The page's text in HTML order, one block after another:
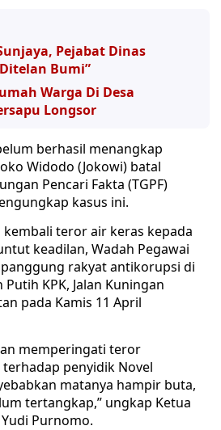
Pejabat Dinas
Bumi”
Warga Di Desa
Longsor
berhasil menangkap
Widodo (Jokowi) batal
Pencari Fakta (TGPF)
kasus ini.
teror air keras kepada
keadilan, Wadah Pegawai
rakyat antikorupsi di
KPK, Jalan Kuningan
pada Kamis 11 April
memperingati teror
penyidik Novel
matanya hampir buta,
tertangkap,” ungkap Ketua
Purnomo.